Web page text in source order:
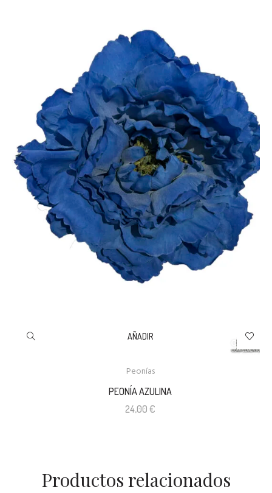
AÑADIR
Peonías
PEONÍA AZULINA
24,00 €
Productos relacionados